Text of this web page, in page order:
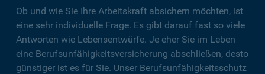
Ob und wie Sie Ihre Arbeitskraft absichern möchten, ist
eine sehr individuelle Frage. Es gibt darauf fast so viele
Antworten wie Lebensentwürfe. Je eher Sie im Leben
eine Berufsunfähigkeitsversicherung abschließen, desto
günstiger ist es für Sie. Unser Berufsunfähigkeitsschutz